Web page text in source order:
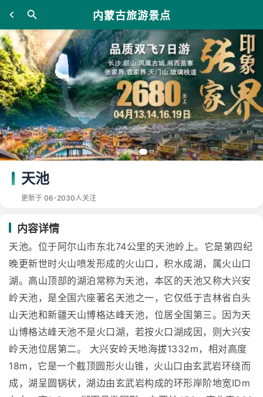
内蒙古旅游景点
天池
更新于 06-2030人关注
内容详情
天池。位于阿尔山市东北74公里的天池岭上。它是第四纪
晚更新世时火山喷发形成的火山口，积水成湖，属火山口
湖。高山顶部的湖泊常称为天池，本区的天池又称大兴安
岭天池，是全国六座著名天池之一，它仅低于吉林省白头
山天池和新疆天山博格达峰天池，位居全国第三。因为天
山博格达峰天池不是火口湖，若按火口湖成因，则大兴安
岭天池位居第二。 大兴安岭天地海拔1332m，相对高度
18m，它是一个截顶圆形火山锥，火山口由玄武岩环绕而
成，湖呈圆锅状，湖边由玄武岩构成的环形岸阶地宽IDm